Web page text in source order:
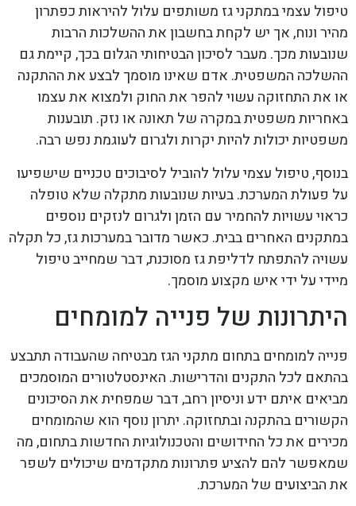
טיפול עצמי במתקני גז משותפים עלול להיראות כפתרון
מהיר ונוח, אך יש לקחת בחשבון את ההשלכות הרבות
שנובעות מכך. מעבר לסיכון הבטיחותי הגלום בכך, קיימת גם
ההשלכה המשפטית. אדם שאינו מוסמך לבצע את ההתקנה
או את התחזוקה עשוי להפר את החוק ולמצוא את עצמו
באחריות משפטית במקרה של תאונה או נזק. תובענות
משפטיות יכולות להיות יקרות ולגרום לעוגמת נפש רבה.
בנוסף, טיפול עצמי עלול להוביל לסיבוכים טכניים שישפיעו
על פעולת המערכת. בעיות שנובעות מתקלה שלא טופלה
כראוי עשויות להחמיר עם הזמן ולגרום לנזקים נוספים
במתקנים האחרים בבית. כאשר מדובר במערכות גז, כל תקלה
עשויה להתפתח לדליפת גז מסוכנת, דבר שמחייב טיפול
מיידי על ידי איש מקצוע מוסמך.
היתרונות של פנייה למומחים
פנייה למומחים בתחום מתקני הגז מבטיחה שהעבודה תתבצע
בהתאם לכל התקנים והדרישות. האינסטלטורים המוסמכים
מביאים איתם ידע וניסיון רחב, דבר שמפחית את הסיכונים
הקשורים בהתקנה ובתחזוקה. יתרון נוסף הוא שהמומחים
מכירים את כל החידושים והטכנולוגיות החדשות בתחום, מה
שמאפשר להם להציע פתרונות מתקדמים שיכולים לשפר
את הביצועים של המערכת.